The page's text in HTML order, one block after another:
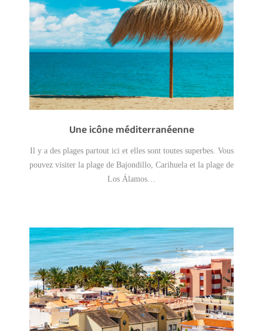
Une icône méditerranéenne
Il y a des plages partout ici et elles sont toutes superbes. Vous
pouvez visiter la plage de Bajondillo, Carihuela et la plage de
Los Álamos…